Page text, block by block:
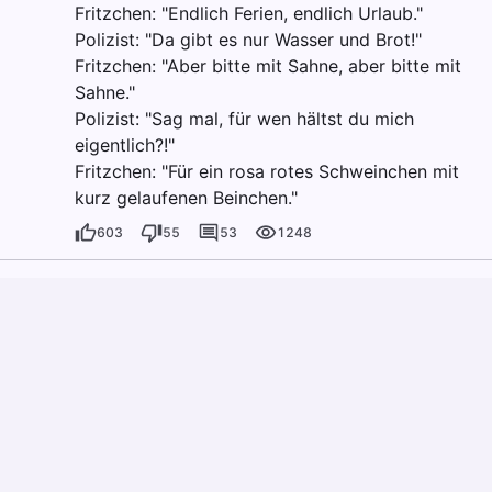
Fritzchen: "Endlich Ferien, endlich Urlaub."
Polizist: "Da gibt es nur Wasser und Brot!"
Fritzchen: "Aber bitte mit Sahne, aber bitte mit
Sahne."
Polizist: "Sag mal, für wen hältst du mich
eigentlich?!"
Fritzchen: "Für ein rosa rotes Schweinchen mit
kurz gelaufenen Beinchen."
603 55 53 1248